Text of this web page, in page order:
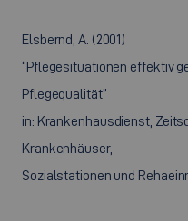
Elsbernd, A. (2001)
“Pflegesituationen effektiv
Pflegequalität”
in: Krankenhausdienst,
Krankenhäuser,
Sozialstationen und